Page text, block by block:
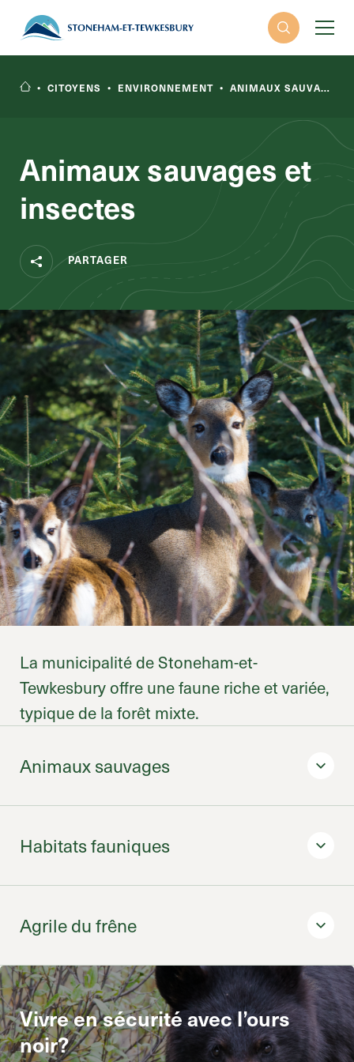
RECHERCHER
• CITOYENS • ENVIRONNEMENT • ANIMAUX SAUVAGES ET INSECTES
Animaux sauvages et
insectes
PARTAGER
La municipalité de Stoneham-et-
Tewkesbury offre une faune riche et variée,
typique de la forêt mixte.
Animaux sauvages
Habitats fauniques
Schéma d’aménagement révisé de la MRC de La
Jacques-Cartier
Agrile du frêne
Vivre en sécurité avec l’ours
noir?